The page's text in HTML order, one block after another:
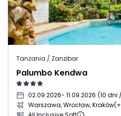
Tanzania / Zanzibar
Palumbo Kendwa
02.09.2026- 11.09.2026 (10 dni
Warszawa, Wrocław, Kraków